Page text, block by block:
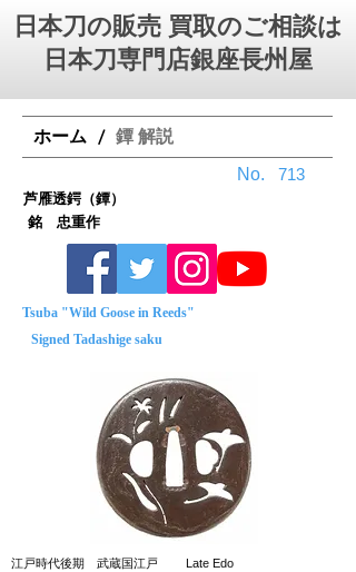
日本刀の販売 買取のご相談は
日本刀専門店銀座⻑州屋
ホーム / 鐔 解説
No.
銘 忠重作
Tsuba "Wild Goose in Reeds"
Signed Tadashige saku
江戸時代後期 武蔵国江戸
Late Edo
芦雁透鍔（鐔）
713